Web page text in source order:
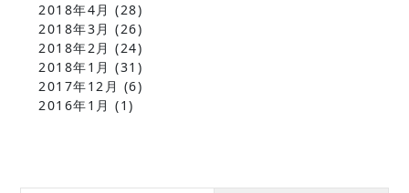
2018年4月 (28)
2018年3月 (26)
2018年2月 (24)
2018年1月 (31)
2017年12月 (6)
2016年1月 (1)